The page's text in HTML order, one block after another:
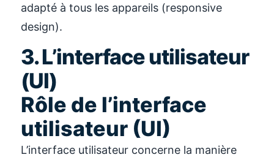
adapté à tous les appareils (responsive
design).
3. L’interface utilisateur
(UI)
Rôle de l’interface
utilisateur (UI)
L’interface utilisateur concerne la manière